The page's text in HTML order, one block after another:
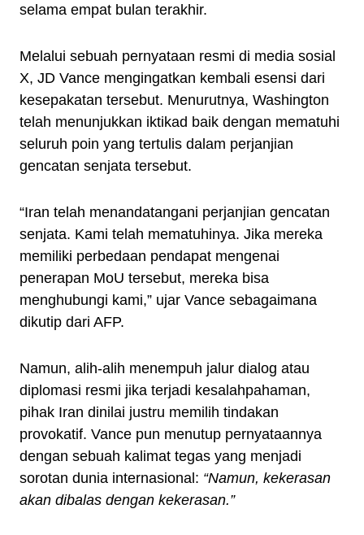
selama empat bulan terakhir.
Melalui sebuah pernyataan resmi di media sosial
X, JD Vance mengingatkan kembali esensi dari
kesepakatan tersebut. Menurutnya, Washington
telah menunjukkan iktikad baik dengan mematuhi
seluruh poin yang tertulis dalam perjanjian
gencatan senjata tersebut.
“Iran telah menandatangani perjanjian gencatan
senjata. Kami telah mematuhinya. Jika mereka
memiliki perbedaan pendapat mengenai
penerapan MoU tersebut, mereka bisa
menghubungi kami,” ujar Vance sebagaimana
dikutip dari AFP.
Namun, alih-alih menempuh jalur dialog atau
diplomasi resmi jika terjadi kesalahpahaman,
pihak Iran dinilai justru memilih tindakan
provokatif. Vance pun menutup pernyataannya
dengan sebuah kalimat tegas yang menjadi
sorotan dunia internasional: “Namun, kekerasan
akan dibalas dengan kekerasan.”